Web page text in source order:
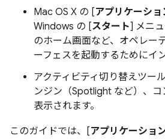
Mac OS X の [アプリケーショ
Windows の [スタート] メニ
のホーム画面など、オペレー
ーフェスを起動するためにイ
アクティビティ切り替えツー
ンジン（Spotlight など）、
表示されます。
このガイドでは、[アプリケーショ